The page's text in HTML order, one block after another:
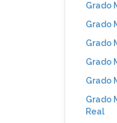
Grado
Grado
Grado
Grado
Grado
Grado
Real